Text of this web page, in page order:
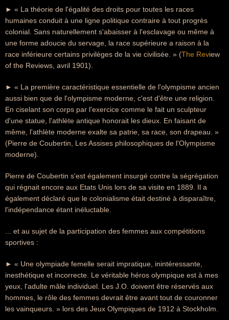
► « La théorie de l'égalité des droits pour toutes les races
humaines conduit à une ligne politique contraire à tout progrès
colonial. Sans naturellement s'abaisser à l'esclavage ou même à
une forme adoucie du servage, la race supérieure a raison à la
race inférieure certains privilèges de la vie civilisée. » (The Review
of the Reviews, avril 1901).
► « La première caractéristique essentielle de l'olympisme ancien
aussi bien que de l'olympisme moderne, c'est d'être une religion.
En ciselant son corps par l'exercice comme le fait un sculpteur
d'une statue, l'athlète antique honorait les dieux. En faisant de
même, l'athlète moderne exalte sa patrie, sa race, son drapeau. »
(Pierre de Coubertin, Les Assises philosophiques de l'Olympisme
moderne).
Pierre de Coubertin s'est également insurgé contre la ségrégation
qui régnait encore aux Etats Unis lors de sa visite en 1889. Il a
également déclaré que le colonialisme était destiné à disparaître,
l'indépendance étant inéluctable.
... et au sujet de la participation des femmes aux compétitions
sportives :
► « Une olympiade femelle serait impratique, inintéressante,
inesthétique et incorrecte. Le véritable héros olympique est à mes
yeux, l'adulte mâle individuel. Les J.O. doivent être réservés aux
hommes, le rôle des femmes devrait être avant tout de couronner
les vainqueurs. » lors des Jeux Olympiques de 1912 à Stockholm.